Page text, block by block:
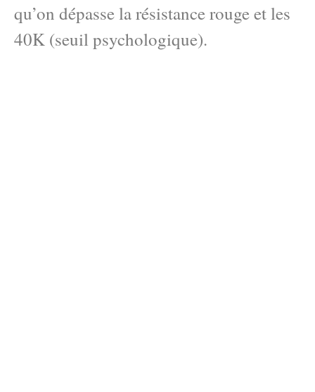
qu’on dépasse la résistance rouge et les
40K (seuil psychologique).